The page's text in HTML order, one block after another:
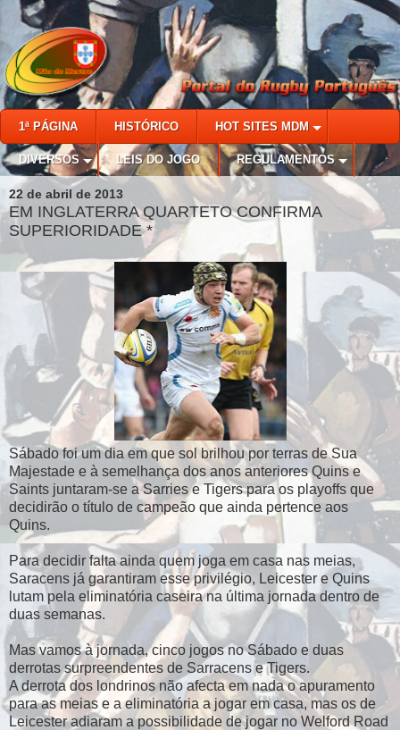
1ª PÁGINA HISTÓRICO HOT SITES MDM
DIVERSOS LEIS DO JOGO REGULAMENTOS
22 de abril de 2013
EM INGLATERRA QUARTETO CONFIRMA
SUPERIORIDADE *
Sábado foi um dia em que sol brilhou por terras de Sua
Majestade e à semelhança dos anos anteriores Quins e
Saints juntaram-se a Sarries e Tigers para os playoffs que
decidirão o título de campeão que ainda pertence aos
Quins.
Para decidir falta ainda quem joga em casa nas meias,
Saracens já garantiram esse privilégio, Leicester e Quins
lutam pela eliminatória caseira na última jornada dentro de
duas semanas.
Mas vamos à jornada, cinco jogos no Sábado e duas
derrotas surpreendentes de Sarracens e Tigers.
A derrota dos londrinos não afecta em nada o apuramento
para as meias e a eliminatória a jogar em casa, mas os de
Leicester adiaram a possibilidade de jogar no Welford Road